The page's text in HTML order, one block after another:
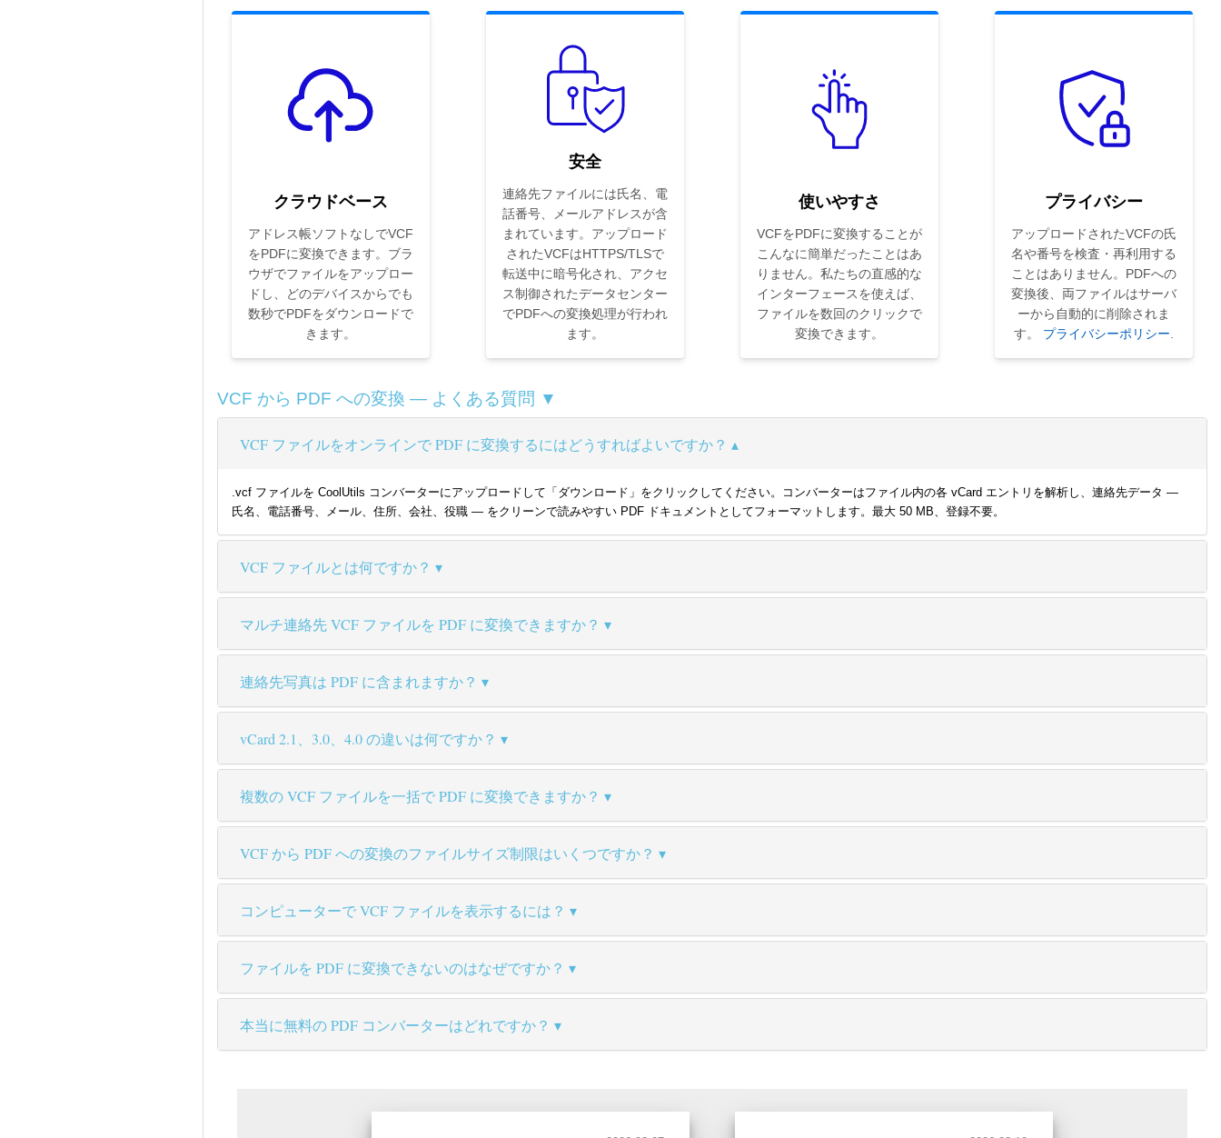
クラウドベース
アドレス帳ソフトなしでVCF
をPDFに変換できます。ブラ
ウザでファイルをアップロー
ドし、どのデバイスからでも
数秒でPDFをダウンロードで
きます。
安全
連絡先ファイルには氏名、電
話番号、メールアドレスが含
まれています。アップロード
されたVCFはHTTPS/TLSで
転送中に暗号化され、アクセ
ス制御されたデータセンター
でPDFへの変換処理が行われ
ます。
使いやすさ
VCFをPDFに変換することが
こんなに簡単だったことはあ
りません。私たちの直感的な
インターフェースを使えば、
ファイルを数回のクリックで
変換できます。
プライバシー
アップロードされたVCFの氏
名や番号を検査・再利用する
ことはありません。PDFへの
変換後、両ファイルはサーバ
ーから自動的に削除されま
す。 プライバシーポリシー
VCF から PDF への変換 — よくある質問 ▼
VCF ファイルをオンラインで PDF に変換するにはどうすればよいですか？
.vcf ファイルを CoolUtils コンバーターにアップロードして「ダウンロード」をクリックしてください。コンバーターはファイル内の各 vCard エントリを解析し、連絡先データ —
氏名、電話番号、メール、住所、会社、役職 — をクリーンで読みやすい PDF ドキュメントとしてフォーマットします。最大 50 MB、登録不要。
VCF ファイルとは何ですか？
マルチ連絡先 VCF ファイルを PDF に変換できますか？
連絡先写真は PDF に含まれますか？
vCard 2.1、3.0、4.0 の違いは何ですか？
複数の VCF ファイルを一括で PDF に変換できますか？
VCF から PDF への変換のファイルサイズ制限はいくつですか？
コンピューターで VCF ファイルを表示するには？
ファイルを PDF に変換できないのはなぜですか？
本当に無料の PDF コンバーターはどれですか？